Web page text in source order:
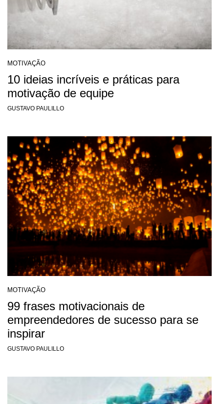
MOTIVAÇÃO
10 ideias incríveis e práticas para
motivação de equipe
GUSTAVO PAULILLO
MOTIVAÇÃO
99 frases motivacionais de
empreendedores de sucesso para se
inspirar
GUSTAVO PAULILLO